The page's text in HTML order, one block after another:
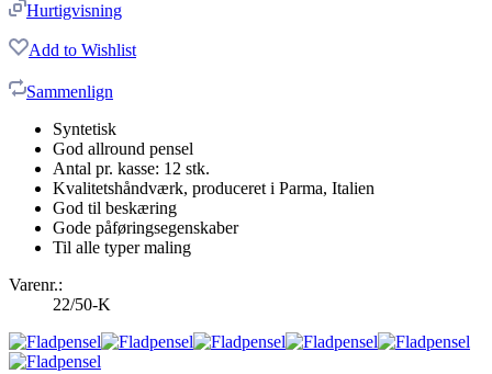
Hurtigvisning
Add to Wishlist
Sammenlign
Syntetisk
God allround pensel
Antal pr. kasse: 12 stk.
Kvalitetshåndværk, produceret i Parma, Italien
God til beskæring
Gode påføringsegenskaber
Til alle typer maling
Varenr.:
22/50-K